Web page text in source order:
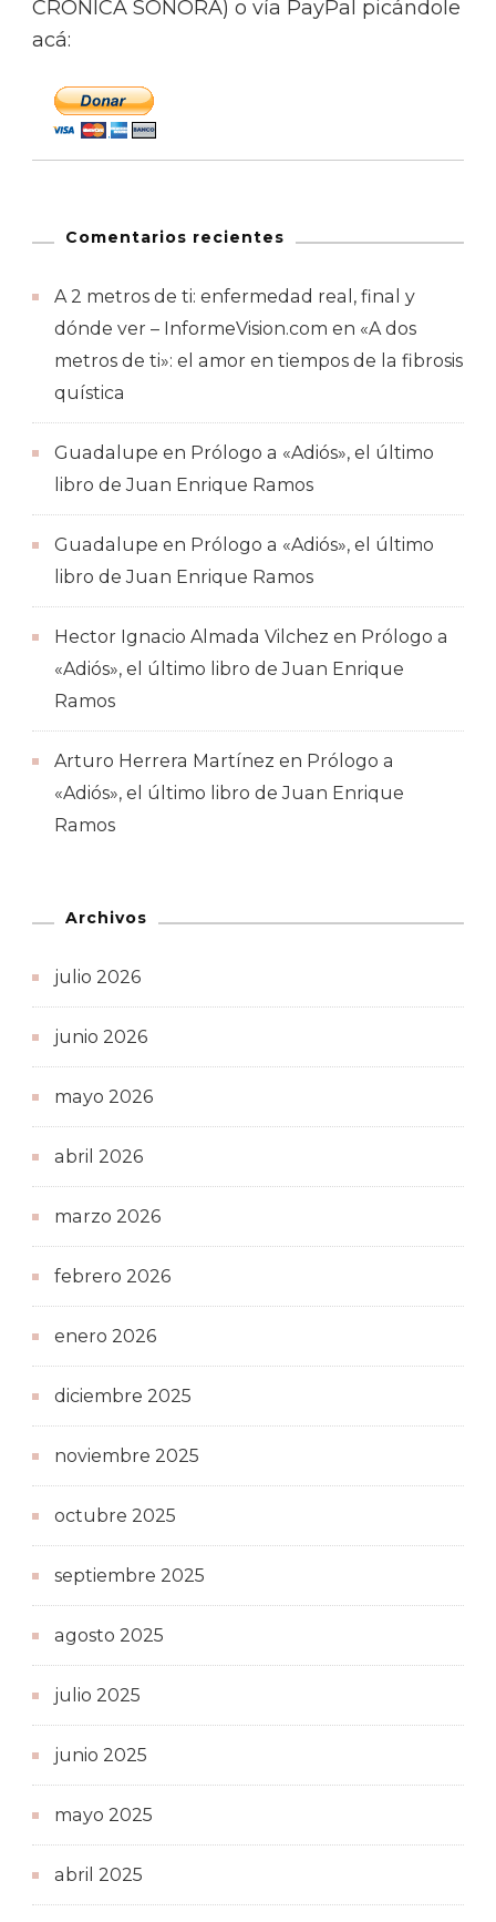
CRÓNICA SONORA) o vía PayPal picándole
acá:
Comentarios recientes
A 2 metros de ti: enfermedad real, final y
dónde ver – InformeVision.com en «A dos
metros de ti»: el amor en tiempos de la fibrosis
quística
Guadalupe en Prólogo a «Adiós», el último
libro de Juan Enrique Ramos
Guadalupe en Prólogo a «Adiós», el último
libro de Juan Enrique Ramos
Hector Ignacio Almada Vilchez en Prólogo a
«Adiós», el último libro de Juan Enrique
Ramos
Arturo Herrera Martínez en Prólogo a
«Adiós», el último libro de Juan Enrique
Ramos
Archivos
julio 2026
junio 2026
mayo 2026
abril 2026
marzo 2026
febrero 2026
enero 2026
diciembre 2025
noviembre 2025
octubre 2025
septiembre 2025
agosto 2025
julio 2025
junio 2025
mayo 2025
abril 2025